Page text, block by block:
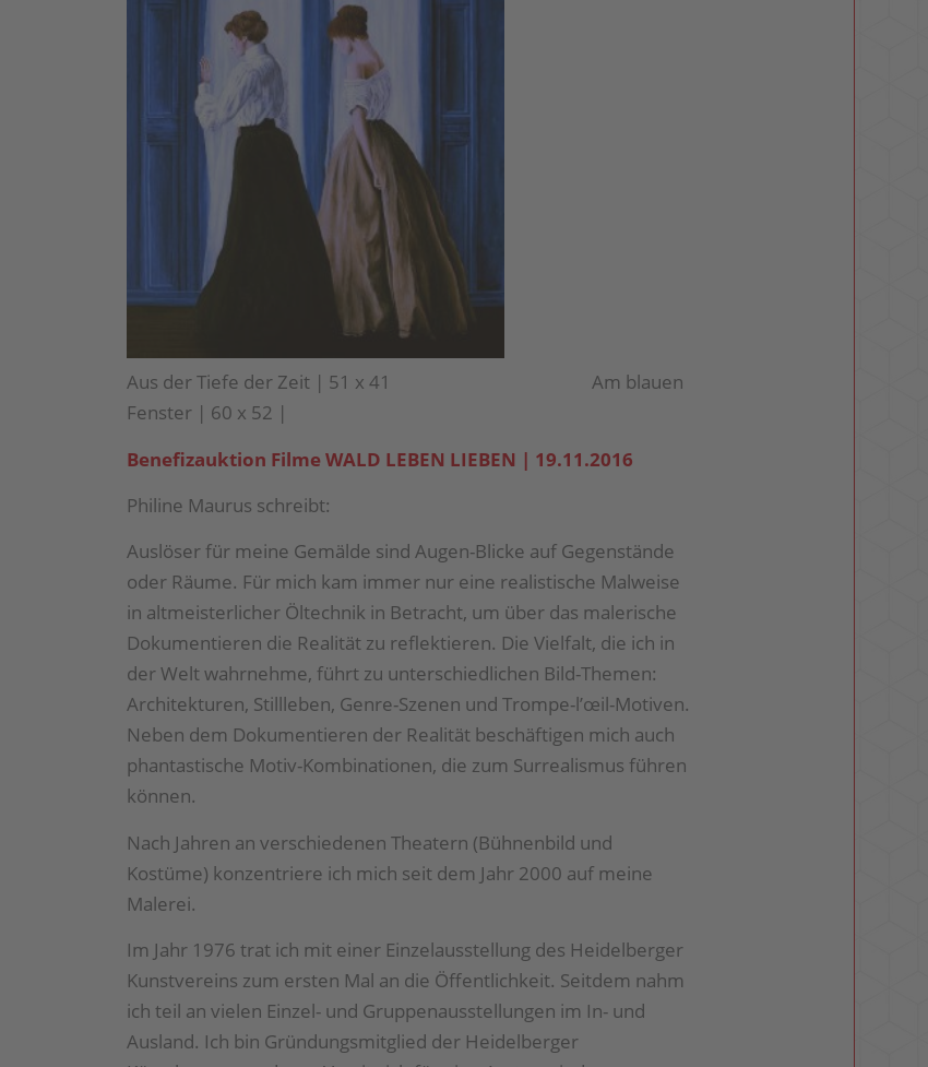
Aus der Tiefe der Zeit | 51 x 41 Am blauen
Fenster | 60 x 52 |
Benefizauktion Filme WALD LEBEN LIEBEN | 19.11.2016
Philine Maurus schreibt:
Auslöser für meine Gemälde sind Augen-Blicke auf Gegenstände
oder Räume. Für mich kam immer nur eine realistische Malweise
in altmeisterlicher Öltechnik in Betracht, um über das malerische
Dokumentieren die Realität zu reflektieren. Die Vielfalt, die ich in
der Welt wahrnehme, führt zu unterschiedlichen Bild-Themen:
Architekturen, Stillleben, Genre-Szenen und Trompe-l’œil-Motiven.
Neben dem Dokumentieren der Realität beschäftigen mich auch
phantastische Motiv-Kombina­tionen, die zum Surrealismus führen
können.
Nach Jahren an verschiedenen Theatern (Bühnenbild und
Kostüme) konzentriere ich mich seit dem Jahr 2000 auf meine
Malerei.
Im Jahr 1976 trat ich mit einer Einzelausstellung des Heidelberger
Kunstvereins zum ersten Mal an die Öffentlichkeit. Seitdem nahm
ich teil an vielen Einzel- und Gruppenausstellungen im In- und
Ausland. Ich bin Gründungsmitglied der Heidelberger